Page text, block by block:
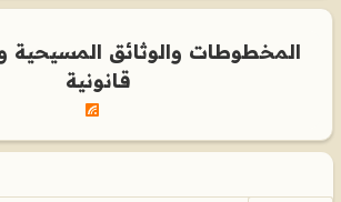
المخطوطات والوثائق المسيحية
قانونية